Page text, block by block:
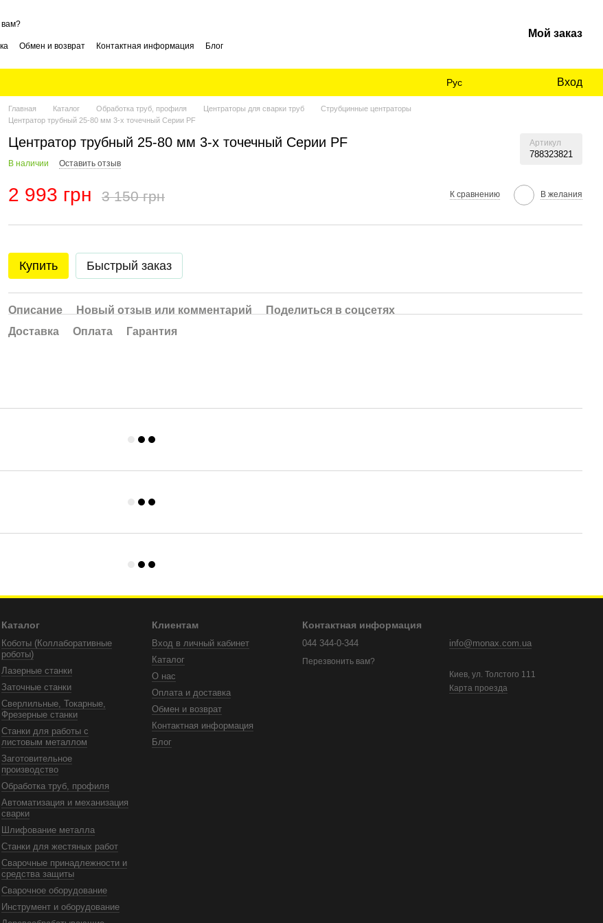
вам?
Обмен и возврат Контактная информация Блог
Мой заказ
Рус Вход
Главная Каталог Обработка труб, профиля Центраторы для сварки труб
Струбцинные центраторы
Центратор трубный 25-80 мм 3-х точечный Серии PF
Центратор трубный 25-80 мм 3-х точечный Серии PF Артикул
788323821
В наличии Оставить отзыв
2 993 грн 3 150 грн К сравнению В желания
Купить Быстрый заказ
Описание Новый отзыв или комментарий
Поделиться в соцсетях
Доставка
Оплата Гарантия
Каталог
Коботы (Коллаборативные
роботы)
Лазерные станки
Заточные станки
Сверлильные, Токарные,
Фрезерные станки
Станки для работы с
листовым металлом
Заготовительное
производство
Обработка труб, профиля
Автоматизация и механизация
сварки
Шлифование металла
Станки для жестяных работ
Сварочные принадлежности и
средства защиты
Сварочное оборудование
Инструмент и оборудование
Клиентам
Вход в личный кабинет
Каталог
О нас
Оплата и доставка
Обмен и возврат
Контактная информация
Блог
Контактная информация
044 344-0-344
Перезвонить вам?
info@monax.com.ua
Киев, ул. Толстого 111
Карта проезда